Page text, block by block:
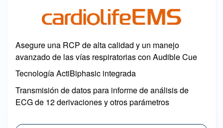
Asegure una RCP de alta calidad y un manejo
avanzado de las vías respiratorias con Audible Cue
Tecnología ActiBiphasic integrada
Transmisión de datos para informe de análisis de
ECG de 12 derivaciones y otros parámetros